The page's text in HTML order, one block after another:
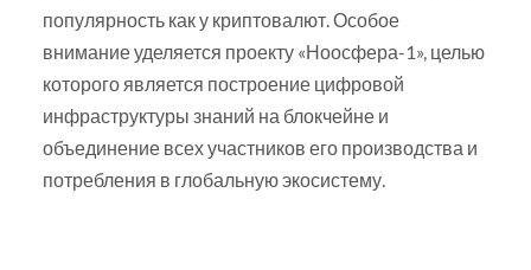
популярность как у криптовалют. Особое
внимание уделяется проекту «Ноосфера-1», целью
которого является построение цифровой
инфраструктуры знаний на блокчейне и
объединение всех участников его производства и
потребления в глобальную экосистему.